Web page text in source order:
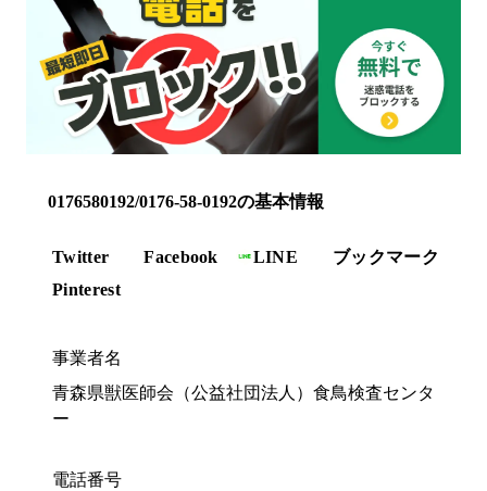
0176580192/0176-58-0192の基本情報
Twitter Facebook LINE
ブックマーク
Pinterest
事業者名
青森県獣医師会（公益社団法人）食鳥検査センタ
ー
電話番号